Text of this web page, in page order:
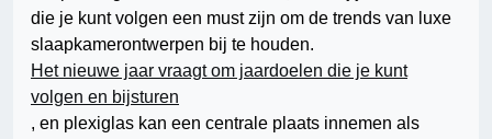
die je kunt volgen een must zijn om de trends van luxe
slaapkamerontwerpen bij te houden.
Het nieuwe jaar vraagt om jaardoelen die je kunt
volgen en bijsturen
, en plexiglas kan een centrale plaats innemen als